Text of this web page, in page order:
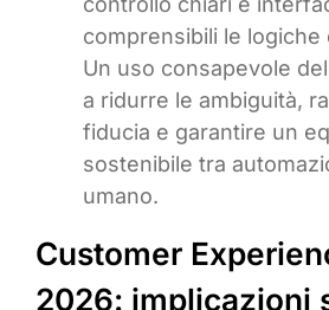
comprensibili le logiche
Un uso consapevole
a ridurre le ambiguità,
fiducia e garantire un
sostenibile tra
umano.
Customer
2026: implicazioni